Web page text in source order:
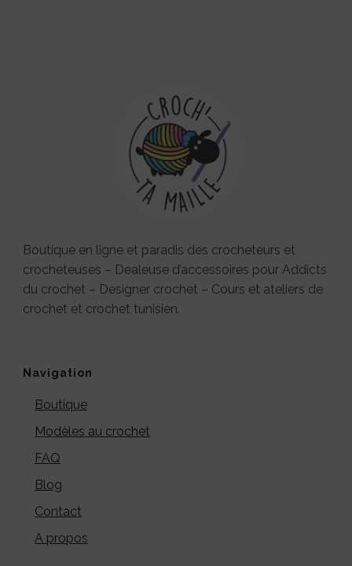
Boutique en ligne et paradis des crocheteurs et
crocheteuses – Dealeuse d’accessoires pour Addicts
du crochet – Designer crochet – Cours et ateliers de
crochet et crochet tunisien.
Navigation
Boutique
Modèles au crochet
FAQ
Blog
Contact
A propos